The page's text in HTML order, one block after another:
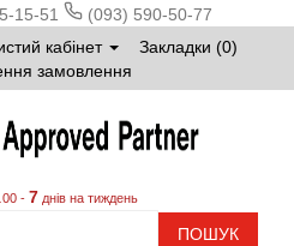
15-51
(093) 590-50-77
кабінет
Закладки (0)
замовлення
00 - 7 днів на тиждень
ПОШУК